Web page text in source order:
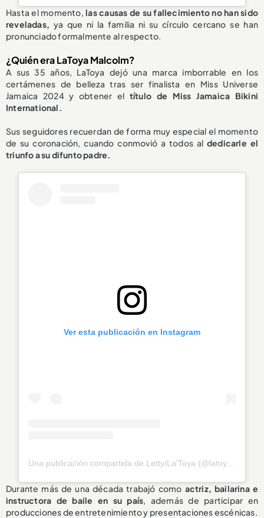
Hasta el momento,las causas de su fallecimientono han sido
reveladas, ya que ni la familia ni su círculo cercano se han
pronunciado formalmente al respecto.
¿Quién era LaToya Malcolm?
A sus 35 años, LaToya dejó una marca imborrable en los
certámenes de belleza tras ser finalista en Miss Universe
Jamaica 2024 y obtener el título de Miss Jamaica Bikini
International.
Sus seguidores recuerdan de forma muy especial el momento
de su coronación, cuando conmovió a todos al dedicarle el
triunfo a su difunto padre.
Ver esta publicación en Instagram
Durante más de una década trabajó como actriz, bailarina e
instructora de baile en su país, además de participar en
producciones de entretenimiento y presentaciones escénicas.